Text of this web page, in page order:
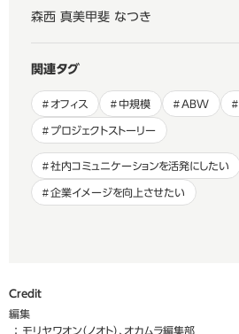
森西 真美甲斐 なつき
関連タグ
オフィス 中規模 ABW
プロジェクトストーリー
社内コミュニケーションを活発にしたい
企業イメージを向上させたい
Credit
編集
モリヤワオン（ノオト）、オカムラ編集部